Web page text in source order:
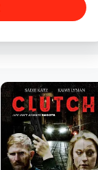
艾丽·拉蒙特 / Dave